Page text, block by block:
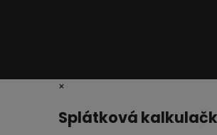
×
Splátková